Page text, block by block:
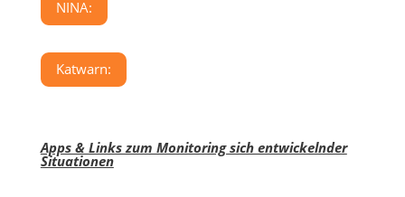
NINA:
Katwarn:
Apps & Links zum Monitoring sich entwickelnder
Situationen